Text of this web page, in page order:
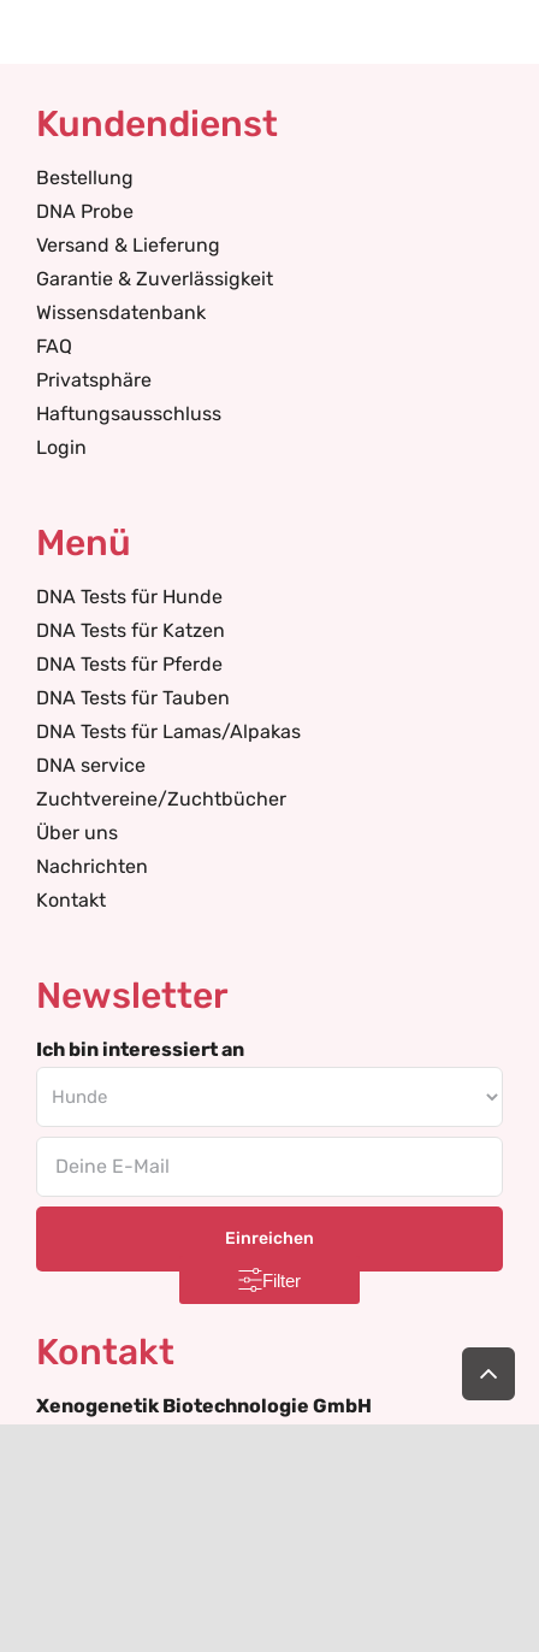
Filter
Kundendienst
Bestellung
DNA Probe
Versand & Lieferung
Garantie & Zuverlässigkeit
Wissensdatenbank
FAQ
Privatsphäre
Haftungsausschluss
Login
Menü
DNA Tests für Hunde
DNA Tests für Katzen
DNA Tests für Pferde
DNA Tests für Tauben
DNA Tests für Lamas/Alpakas
DNA service
Zuchtvereine/Zuchtbücher
Über uns
Nachrichten
Kontakt
Newsletter
Ich bin interessiert an
Kontakt
Xenogenetik Biotechnologie GmbH